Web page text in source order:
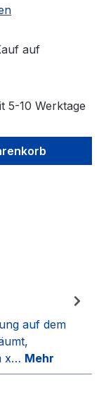
auf
5-10 Werktage
auf dem
x… Mehr